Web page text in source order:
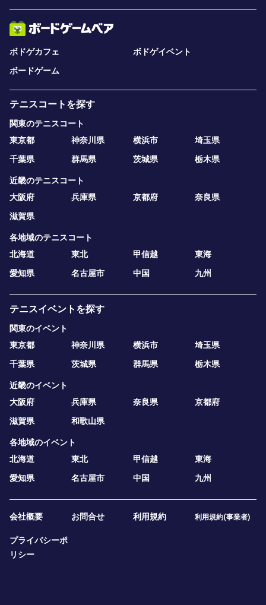
ボドゲカフェ
ボドゲイベント
ボードゲーム
テニスコートを探す
関東のテニスコート
東京都
神奈川県 横浜市
埼玉県
千葉県
群馬県 茨城県 栃木県
近畿のテニスコート
大阪府
兵庫県 京都府
奈良県
滋賀県
各地域のテニスコート
北海道
東北 甲信越
東海
愛知県
名古屋市 中国 九州
テニスイベントを探す
関東のイベント
東京都
神奈川県 横浜市
埼玉県
千葉県
茨城県 群馬県 栃木県
近畿のイベント
大阪府
兵庫県 奈良県
京都府
滋賀県
和歌山県
各地域のイベント
北海道
東北 甲信越
東海
愛知県
名古屋市 中国 九州
会社概要 お問合せ 利用規約 利用規約(事業者)
プライバシーポ
リシー